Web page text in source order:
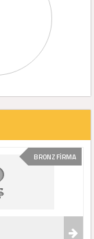
BRONZ FİRMA